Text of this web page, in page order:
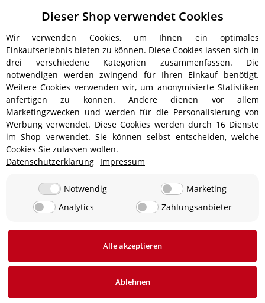
Versandinformationen
ab 5,90 € - Ab 300 € Bestellwert
ab 9,90 € - Ab 350 € Bestellwert
Versandkostenfrei!
19,90 €
0 € bei Abholung in 24850 Lürschau, Deutschland
* Alle Preise inkl. gesetzlicher USt., zzgl. Versand
Dieser Shop verwendet Cookies
Wir verwenden Cookies, um Ihnen ein optimales
Einkaufserlebnis bieten zu können. Diese Cookies lassen sich in
drei verschiedene Kategorien zusammenfassen. Die
notwendigen werden zwingend für Ihren Einkauf benötigt.
Weitere Cookies verwenden wir, um anonymisierte Statistiken
anfertigen zu können. Andere dienen vor allem
Marketingzwecken und werden für die Personalisierung von
Werbung verwendet. Diese Cookies werden durch 16 Dienste
im Shop verwendet. Sie können selbst entscheiden, welche
Cookies Sie zulassen wollen.
Datenschutzerklärung Impressum
Notwendig
Marketing
Analytics
Zahlungsanbieter
Alle akzeptieren
Ablehnen